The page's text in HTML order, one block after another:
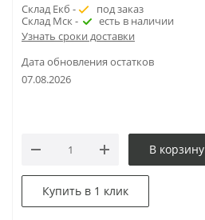
Склад Екб -
под заказ
Склад Мск -
есть в наличии
Узнать сроки доставки
Дата обновления остатков
07.08.2026
В корзину
Купить в 1 клик